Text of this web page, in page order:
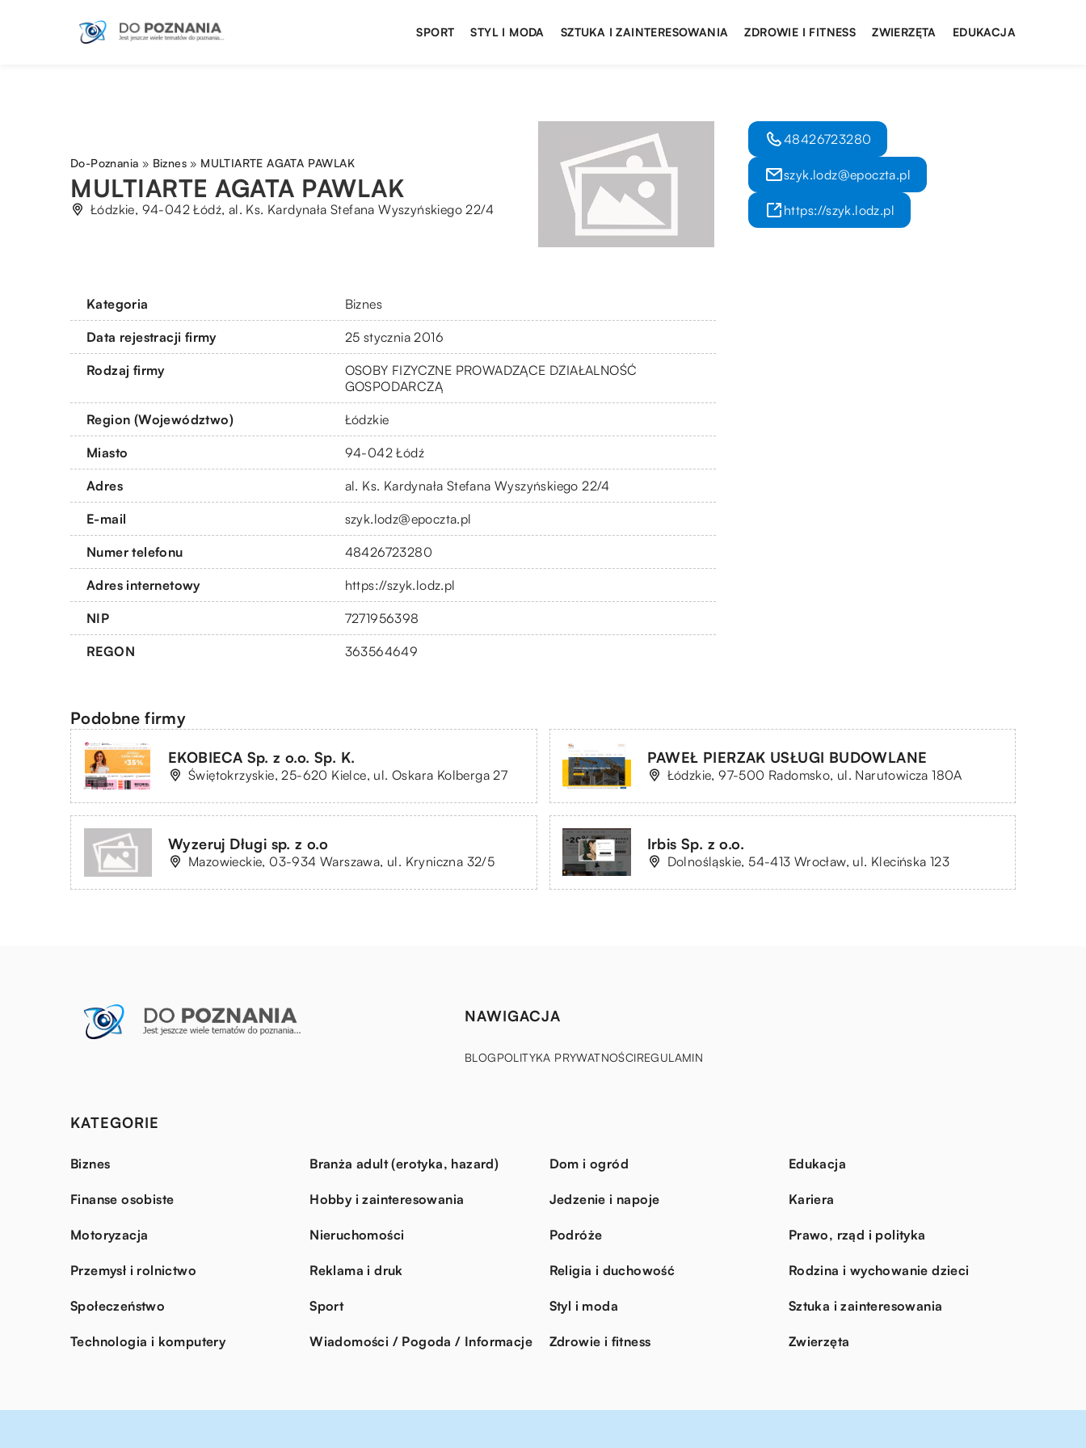
SPORT STYL I MODA SZTUKA I ZAINTERESOWANIA ZDROWIE I FITNESS ZWIERZĘTA EDUKACJA
Do-Poznania » Biznes » MULTIARTE AGATA PAWLAK
MULTIARTE AGATA PAWLAK
Łódzkie, 94-042 Łódź, al. Ks. Kardynała Stefana Wyszyńskiego 22/4
Kategoria Biznes
Data rejestracji firmy 25 stycznia 2016
Rodzaj firmy
OSOBY FIZYCZNE PROWADZĄCE DZIAŁALNOŚĆ
GOSPODARCZĄ
Region (Województwo) Łódzkie
Miasto 94-042 Łódź
Adres al. Ks. Kardynała Stefana Wyszyńskiego 22/4
E-mail szyk.lodz@epoczta.pl
Numer telefonu 48426723280
Adres internetowy https://szyk.lodz.pl
NIP 7271956398
REGON 363564649
48426723280
szyk.lodz@epoczta.pl
https://szyk.lodz.pl
Podobne firmy
EKOBIECA Sp. z o.o. Sp. K.
Świętokrzyskie, 25-620 Kielce, ul. Oskara Kolberga 27
PAWEŁ PIERZAK USŁUGI BUDOWLANE
Łódzkie, 97-500 Radomsko, ul. Narutowicza 180A
Wyzeruj Długi sp. z o.o
Mazowieckie, 03-934 Warszawa, ul. Kryniczna 32/5
Irbis Sp. z o.o.
Dolnośląskie, 54-413 Wrocław, ul. Klecińska 123
NAWIGACJA
BLOGPOLITYKA PRYWATNOŚCIREGULAMIN
KATEGORIE
Biznes Branża adult (erotyka, hazard) Dom i ogród Edukacja
Finanse osobiste Hobby i zainteresowania Jedzenie i napoje Kariera
Motoryzacja Nieruchomości Podróże Prawo, rząd i polityka
Przemysł i rolnictwo Reklama i druk Religia i duchowość Rodzina i wychowanie dzieci
Społeczeństwo Sport Styl i moda Sztuka i zainteresowania
Technologia i komputery Wiadomości / Pogoda / Informacje Zdrowie i fitness Zwierzęta